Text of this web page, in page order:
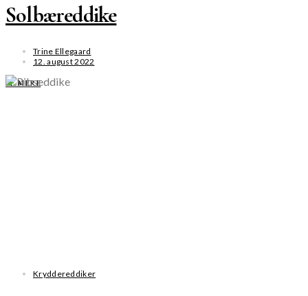
Solbæreddike
Trine Ellegaard
12. august 2022
SE MERE
Kryddereddiker